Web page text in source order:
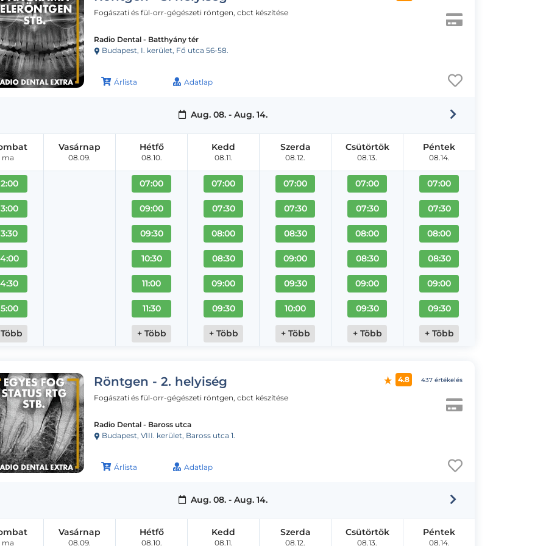
Fogászati és fül-orr-gégészeti röntgen, cbct készítése
Radio Dental - Batthyány tér
Budapest, I. kerület, Fő utca 56-58.
Árlista Adatlap
Aug. 08. - Aug. 14.
ma
Vasárnap
08.09.
Hétfő
08.10.
07:00
09:00
09:30
10:30
11:00
11:30
+ Több
Kedd
08.11.
07:00
07:30
08:00
08:30
09:00
09:30
+ Több
Szerda
08.12.
07:00
07:30
08:30
09:00
09:30
10:00
+ Több
Csütörtök
08.13.
07:00
07:30
08:00
08:30
09:00
09:30
+ Több
Péntek
08.14.
07:00
07:30
08:00
08:30
09:00
09:30
+ Több
Röntgen - 2. helyiség
Fogászati és fül-orr-gégészeti röntgen, cbct készítése
Radio Dental - Baross utca
Budapest, VIII. kerület, Baross utca 1.
Árlista Adatlap
4.8 437 értékelés
Aug. 08. - Aug. 14.
ma
Vasárnap
08.09.
Hétfő
08.10.
Kedd
08.11.
Szerda
08.12.
Csütörtök
08.13.
Péntek
08.14.